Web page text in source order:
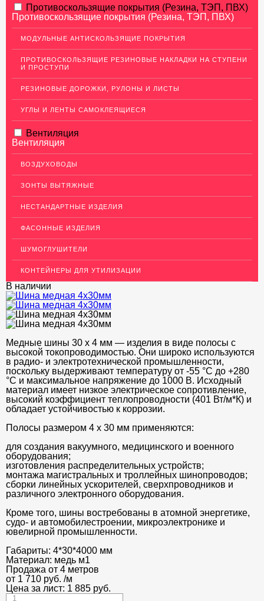
АЛЮМИНИЕВЫЙ ПРОКАТ
НЕРЖАВЕЮЩАЯ СТАЛЬ
МЕДНЫЙ ПРОКАТ
Медный лист (листовая медь)
Медная панель
Медный (круг) пруток
Шины медные
Крепеж из меди
Медные трубы
Изделия из Меди
Кабель, провод медный
ЛАТУННЫЙ ПРОКАТ
ДЕКОР НЕРЖАВЕЙКА
ОГРАЖДЕНИЯ ДЛЯ ЛЕСТНИЦ
ДЕКОРАТИВНЫЙ УГОЛОК
МЕТАЛЛИЧЕСКИЕ ПОРОГИ НАПОЛЬНЫЕ (ДЛЯ ПОЛА),
РАСКЛАДКА, ПЛИНТУС
ПОТОЛКИ
АКЦИИ
НЕДОРОГОЙ МЕТАЛЛОПРОКАТ
Противоскользящие покрытия (Резина, ТЭП, ПВХ)
Противоскользящие покрытия (Резина, ТЭП, ПВХ)
МОДУЛЬНЫЕ АНТИСКОЛЬЗЯЩИЕ ПОКРЫТИЯ
ПРОТИВОСКОЛЬЗЯЩИЕ РЕЗИНОВЫЕ НАКЛАДКИ НА СТУПЕНИ
И ПРОСТУПИ
РЕЗИНОВЫЕ ДОРОЖКИ, РУЛОНЫ И ЛИСТЫ
УГЛЫ И ЛЕНТЫ САМОКЛЕЯЩИЕСЯ
Вентиляция
Вентиляция
ВОЗДУХОВОДЫ
ЗОНТЫ ВЫТЯЖНЫЕ
НЕСТАНДАРТНЫЕ ИЗДЕЛИЯ
ФАСОННЫЕ ИЗДЕЛИЯ
ШУМОГЛУШИТЕЛИ
КОНТЕЙНЕРЫ ДЛЯ УТИЛИЗАЦИИ
В наличии
Медные шины 30 x 4 мм — изделия в виде полосы с
высокой токопроводимостью. Они широко используются
в радио- и электротехнической промышленности,
поскольку выдерживают температуру от -55 °С до +280
°С и максимальное напряжение до 1000 В. Исходный
материал имеет низкое электрическое сопротивление,
высокий коэффициент теплопроводности (401 Вт/м*К) и
обладает устойчивостью к коррозии.
Полосы размером 4 x 30 мм применяются:
для создания вакуумного, медицинского и военного
оборудования;
изготовления распределительных устройств;
монтажа магистральных и троллейных шинопроводов;
сборки линейных ускорителей, сверхпроводников и
различного электронного оборудования.
Кроме того, шины востребованы в атомной энергетике,
судо- и автомобилестроении, микроэлектронике и
ювелирной промышленности.
Габариты: 4*30*4000 мм
Материал: медь м1
Продажа от 4 метров
от 1 710 руб. /м
Цена за лист: 1 885 руб.